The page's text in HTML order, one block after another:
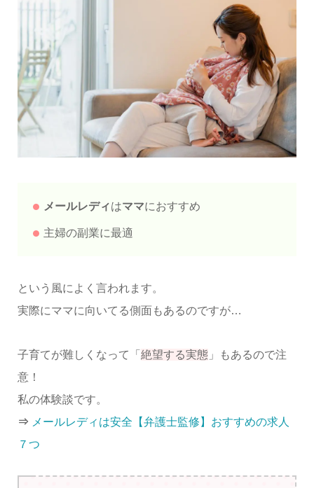
メールレディはママにおすすめ
主婦の副業に最適
という風によく言われます。
実際にママに向いてる側面もあるのですが…
子育てが難しくなって「 絶望する実態」もあるので注
意！
私の体験談です。
⇒ メールレディは安全【弁護士監修】おすすめの求人
７つ